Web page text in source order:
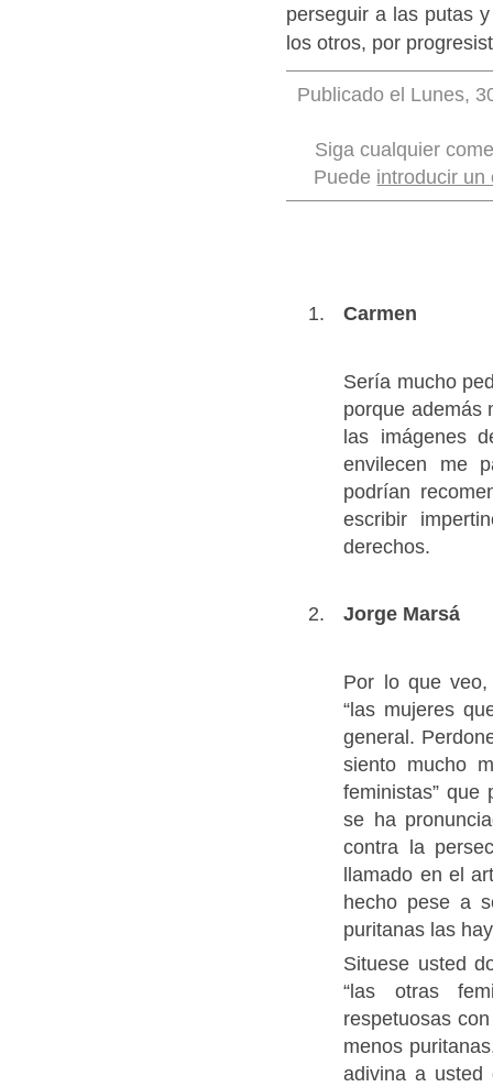
perseguir a las putas
los otros, por
Publicado el Lunes,
Siga cualquier
Puede introducir un
Carmen
Sería mucho
porque además
las imágenes
envilecen me
podrían
escribir
derechos.
Jorge Marsá
Por lo que veo,
“las mujeres
general.
siento mucho
feministas” que
se ha
contra la
llamado en el
hecho pese a
puritanas las
Situese usted
“las otras
respetuosas
menos
adivina a